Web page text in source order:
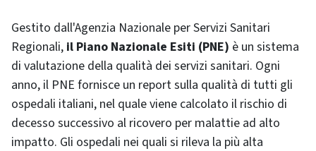
Gestito dall'Agenzia Nazionale per Servizi Sanitari
Regionali, il Piano Nazionale Esiti (PNE) è un sistema
di valutazione della qualità dei servizi sanitari. Ogni
anno, il PNE fornisce un report sulla qualità di tutti gli
ospedali italiani, nel quale viene calcolato il rischio di
decesso successivo al ricovero per malattie ad alto
impatto. Gli ospedali nei quali si rileva la più alta